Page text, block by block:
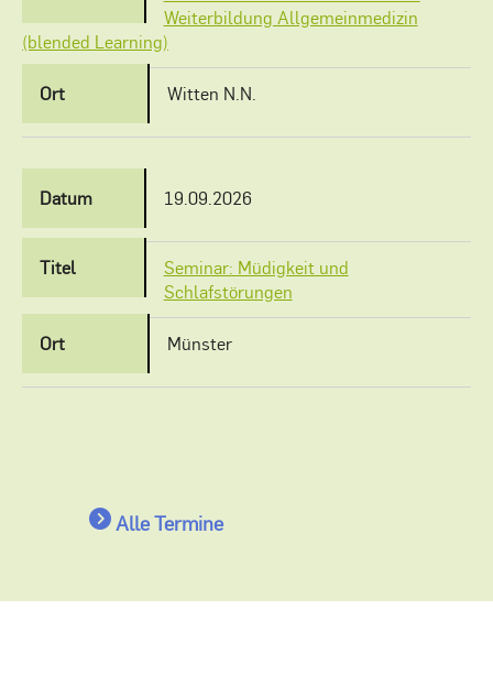
Weiterbildung Allgemeinmedizin
(blended Learning)
Witten N.N.
19.09.2026
Seminar: Müdigkeit und
Schlafstörungen
Münster
Alle Termine